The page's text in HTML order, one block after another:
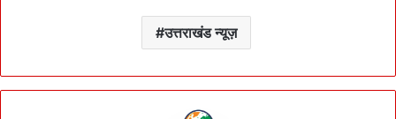
उत्तराखंड न्यूज़